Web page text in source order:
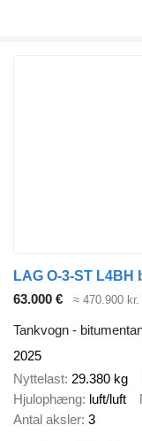
63.000 € ≈ 470.900 kr.
Tankvogn -
2025
Nyttelast 29.380 kg
Hjulophæng luft/luft
Antal aksler 3